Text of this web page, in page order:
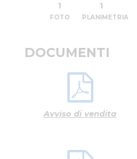
1
FOTO
1
PLANIMETRIA
DOCUMENTI
Avviso di vendita